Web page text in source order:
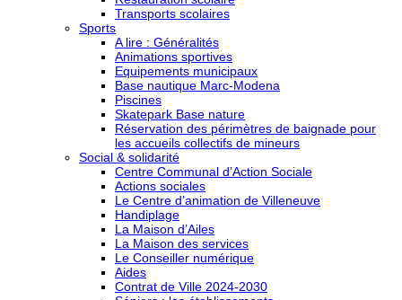
Transports scolaires
Sports
A lire : Généralités
Animations sportives
Equipements municipaux
Base nautique Marc-Modena
Piscines
Skatepark Base nature
Réservation des périmètres de baignade pour
les accueils collectifs de mineurs
Social & solidarité
Centre Communal d’Action Sociale
Actions sociales
Le Centre d’animation de Villeneuve
Handiplage
La Maison d’Ailes
La Maison des services
Le Conseiller numérique
Aides
Contrat de Ville 2024-2030